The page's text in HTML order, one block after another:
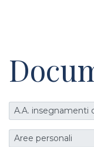
A.A. insegnamenti
Aree personali